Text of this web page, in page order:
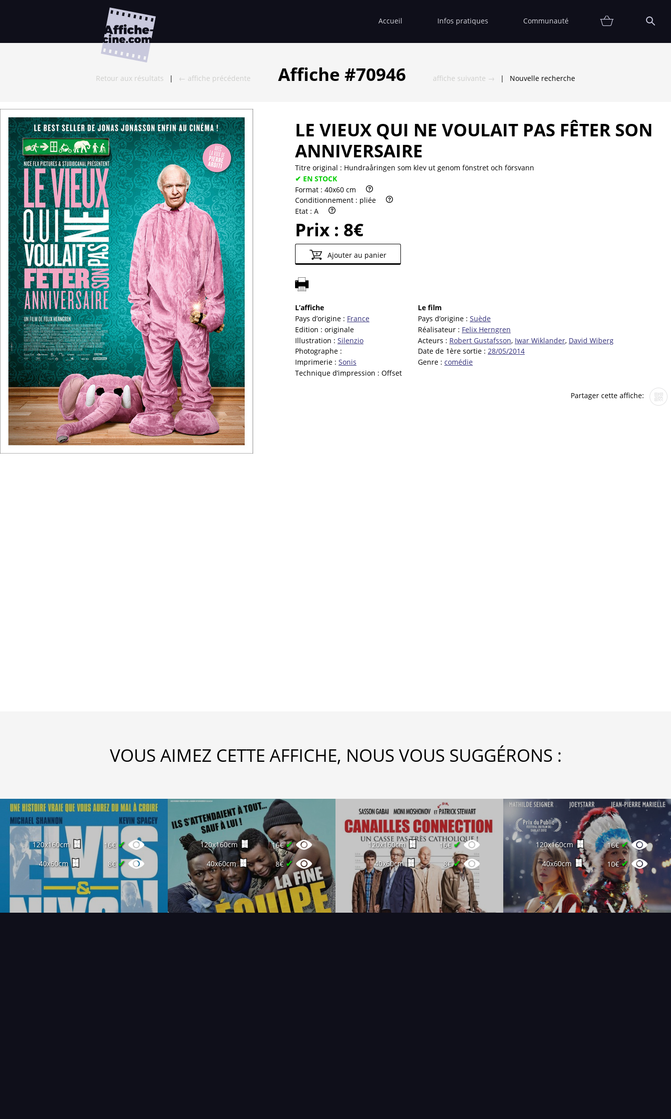
Accueil Infos pratiques
Affiche
Etat
Promotions
Contact
FAQ
Communauté
Collectionneur
Vendu
Thématiques
Partenaires
Vendre
Retour aux résultats | ← affiche précédente Affiche #70946 affiche suivante → | Nouvelle recherche
LE VIEUX QUI NE VOULAIT PAS FÊTER SON
ANNIVERSAIRE
Titre original : Hundraåringen som klev ut genom fönstret och försvann
✔ EN STOCK
Format : 40x60 cm
Conditionnement : pliée
Etat : A
Prix : 8€
Ajouter au panier
L’affiche
Pays d’origine : France
Edition : originale
Illustration : Silenzio
Photographe :
Imprimerie : Sonis
Technique d’impression : Offset
Le film
Pays d’origine : Suède
Réalisateur : Felix Herngren
Acteurs : Robert Gustafsson, Iwar Wiklander, David Wiberg
Date de 1ère sortie : 28/05/2014
Genre : comédie
Partager cette affiche:
VOUS AIMEZ CETTE AFFICHE, NOUS VOUS SUGGÉRONS :
120x160cm 16€ ✔
40x60cm 8€ ✔
120x160cm 16€✔
40x60cm 8€✔
120x160cm 16€✔
40x60cm 8€✔
120x160cm 16€✔
40x60cm 10€✔